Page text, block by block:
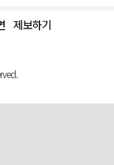
제보하기